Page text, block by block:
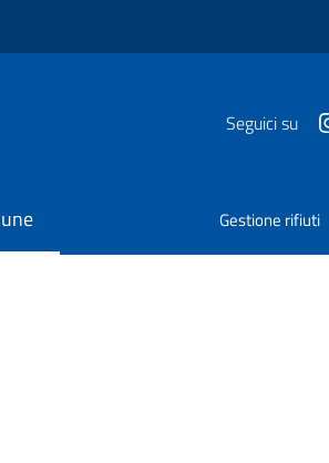
Seguici su
Gestione rifiuti